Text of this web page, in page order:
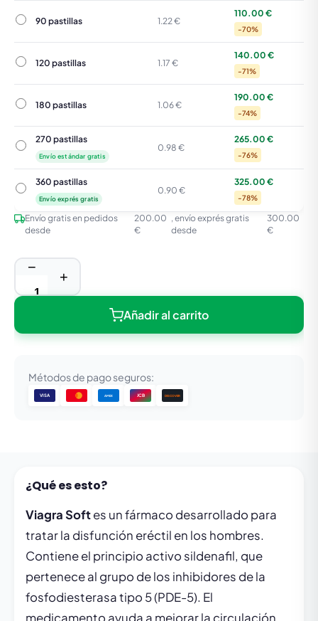
90 pastillas
90 pastillas 1.22 €
110.00 €
-70%
120 pastillas
120 pastillas 1.17 €
140.00 €
-71%
180 pastillas
180 pastillas 1.06 €
190.00 €
-74%
270 pastillas
270 pastillas
Envío estándar gratis
0.98 €
265.00 €
-76%
360 pastillas
360 pastillas
Envío exprés gratis
0.90 €
325.00 €
-78%
Envío gratis en pedidos
desde
200.00
€
, envío exprés gratis
desde
300.00
€
−
+
Añadir al carrito
Métodos de pago seguros:
VISA AMEX JCB DISCOVER
¿Qué es esto?
Viagra Softes un fármaco desarrollado para
tratar la disfunción eréctil en los hombres.
Contiene el principio activo sildenafil, que
pertenece al grupo de los inhibidores de la
fosfodiesterasa tipo 5 (PDE-5). El
medicamento ayuda a mejorar la circulación